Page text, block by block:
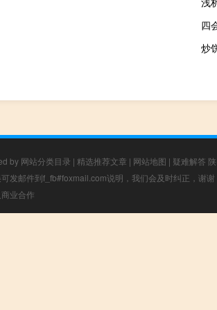
四
炒
by 网站分类目录 | 精选推荐文章 | 网站地图 | 疑难解答
发邮件到f_fb#foxmail.com说明，我们会及时纠正，谢谢
业合作